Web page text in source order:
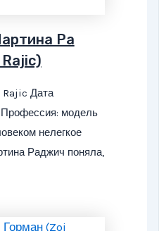
Ра
Дата
Профессия: модель
нелегкое
Раджич поняла,